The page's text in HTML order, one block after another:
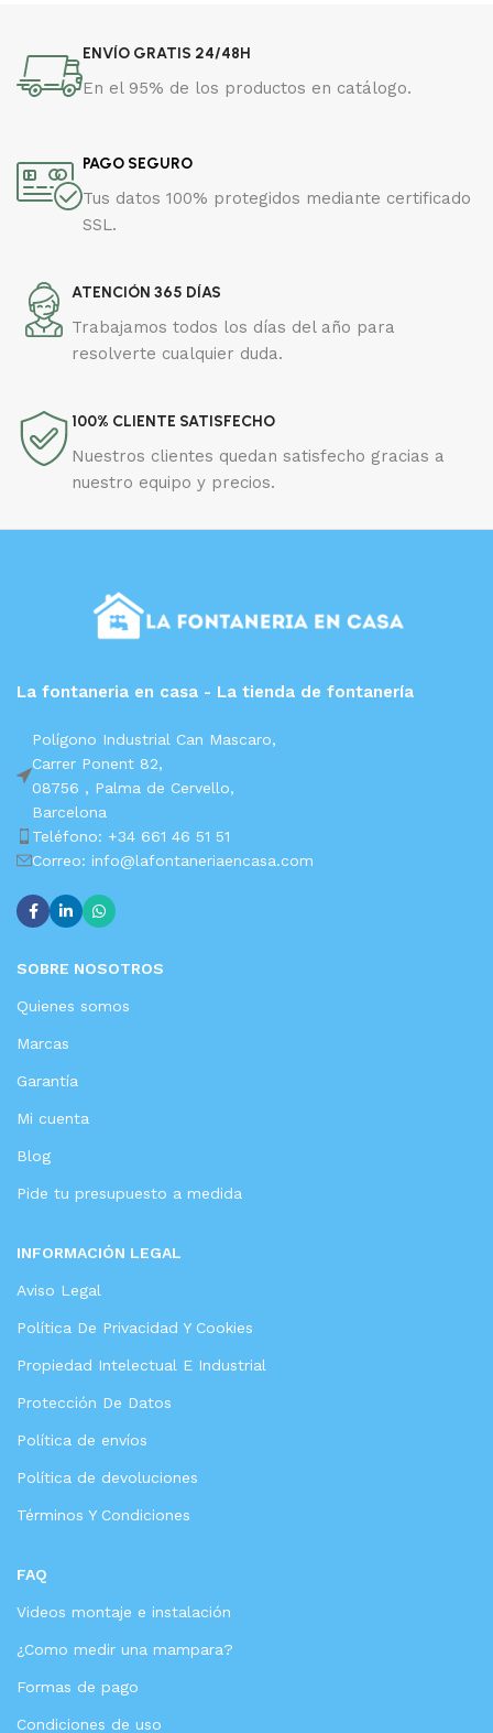
ENVÍO GRATIS 24/48H
En el 95% de los productos en catálogo.
PAGO SEGURO
Tus datos 100% protegidos mediante certificado
SSL.
ATENCIÓN 365 DÍAS
Trabajamos todos los días del año para
resolverte cualquier duda.
100% CLIENTE SATISFECHO
Nuestros clientes quedan satisfecho gracias a
nuestro equipo y precios.
La fontaneria en casa - La tienda de fontanería
Polígono Industrial Can Mascaro,
Carrer Ponent 82,
08756 , Palma de Cervello,
Barcelona
Teléfono: +34 661 46 51 51
Correo: info@lafontaneriaencasa.com
SOBRE NOSOTROS
Quienes somos
Marcas
Garantía
Mi cuenta
Blog
Pide tu presupuesto a medida
INFORMACIÓN LEGAL
Aviso Legal
Política De Privacidad Y Cookies
Propiedad Intelectual E Industrial
Protección De Datos
Política de envíos
Política de devoluciones
Términos Y Condiciones
FAQ
Videos montaje e instalación
¿Como medir una mampara?
Formas de pago
Condiciones de uso